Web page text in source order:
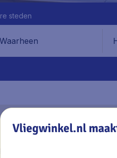
steden
Adana Airport
Vliegwinkel.nl